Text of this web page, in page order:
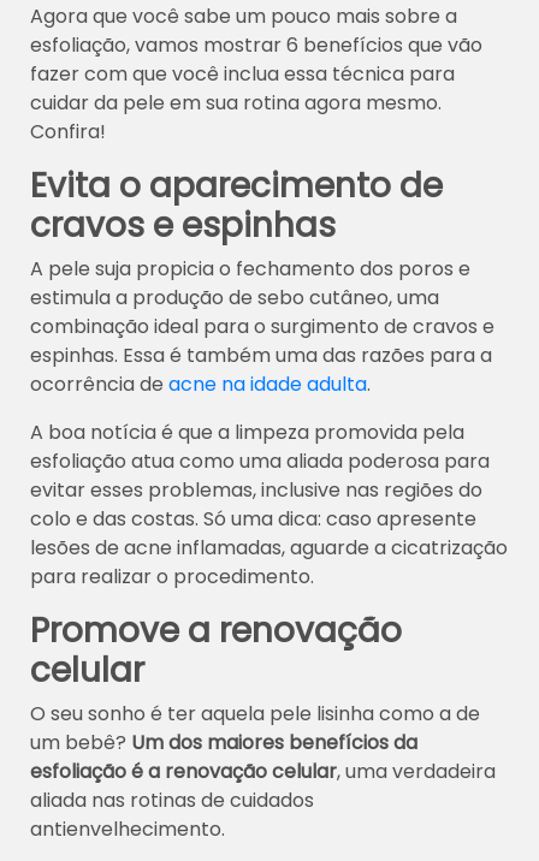
Agora que você sabe um pouco mais sobre a
esfoliação, vamos mostrar 6 benefícios que vão
fazer com que você inclua essa técnica para
cuidar da pele em sua rotina agora mesmo.
Confira!
Evita o aparecimento de
cravos e espinhas
A pele suja propicia o fechamento dos poros e
estimula a produção de sebo cutâneo, uma
combinação ideal para o surgimento de cravos e
espinhas. Essa é também uma das razões para a
ocorrência de acne na idade adulta.
A boa notícia é que a limpeza promovida pela
esfoliação atua como uma aliada poderosa para
evitar esses problemas, inclusive nas regiões do
colo e das costas. Só uma dica: caso apresente
lesões de acne inflamadas, aguarde a cicatrização
para realizar o procedimento.
Promove a renovação
celular
O seu sonho é ter aquela pele lisinha como a de
um bebê? Um dos maiores benefícios da
esfoliação é a renovação celular,uma verdadeira
aliada nas rotinas de cuidados
antienvelhecimento.